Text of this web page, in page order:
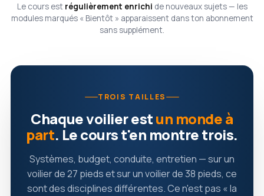
Le cours est régulièrement enrichi de nouveaux sujets — les
modules marqués « Bientôt » apparaissent dans ton abonnement
sans supplément.
TROIS TAILLES
Chaque voilier estun monde à
part. Le cours t'en montre trois.
Systèmes, budget, conduite, entretien — sur un
voilier de 27 pieds et sur un voilier de 38 pieds, ce
sont des disciplines différentes. Ce n'est pas « la